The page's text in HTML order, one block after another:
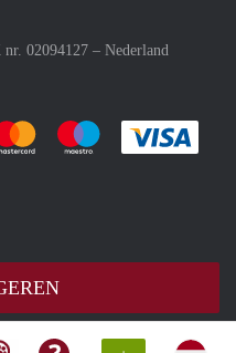
02094127 – Nederland
gemakkelijk af met Paypal
Je rekent gemakkelijk af met
Je rekent